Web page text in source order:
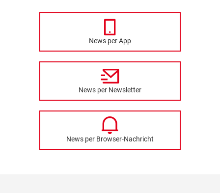
News per App
News per Newsletter
News per Browser-Nachricht